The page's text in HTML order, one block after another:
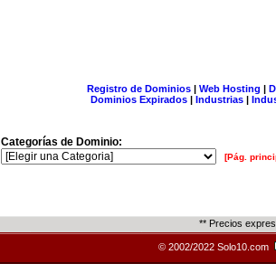
Registro de Dominios| Web Hosting |
Dominios Expirados | Industrias |
Categorías de Dominio:
[Pág.
** Precios
© 2002/2022 Solo10.com